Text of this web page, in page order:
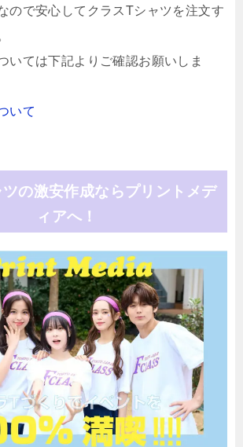
ので安心してクラスTシャツを注文す
いては下記よりご確認お願いしま
いて
の激安作成ならプリントメデ
ィアへ！